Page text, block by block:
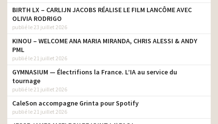
BIRTH LX – CARLIJN JACOBS RÉALISE LE FILM LANCÔME AVEC
OLIVIA RODRIGO
publié le 23 juillet 2026
KINOU – WELCOME ANA MARIA MIRANDA, CHRIS ALESSI & ANDY
PML
publié le 21 juillet 2026
GYMNASIUM — Électrifions la France. L’IA au service du
tournage
publié le 21 juillet 2026
CaleSon accompagne Grinta pour Spotify
publié le 21 juillet 2026